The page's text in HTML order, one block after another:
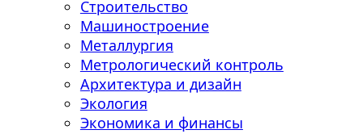
Строительство
Машиностроение
Металлургия
Метрологический контроль
Архитектура и дизайн
Экология
Экономика и финансы